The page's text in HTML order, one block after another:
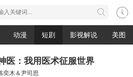
动漫 短剧 影视解说 美图
医：我用医术征服世界
奕木＆尹司思